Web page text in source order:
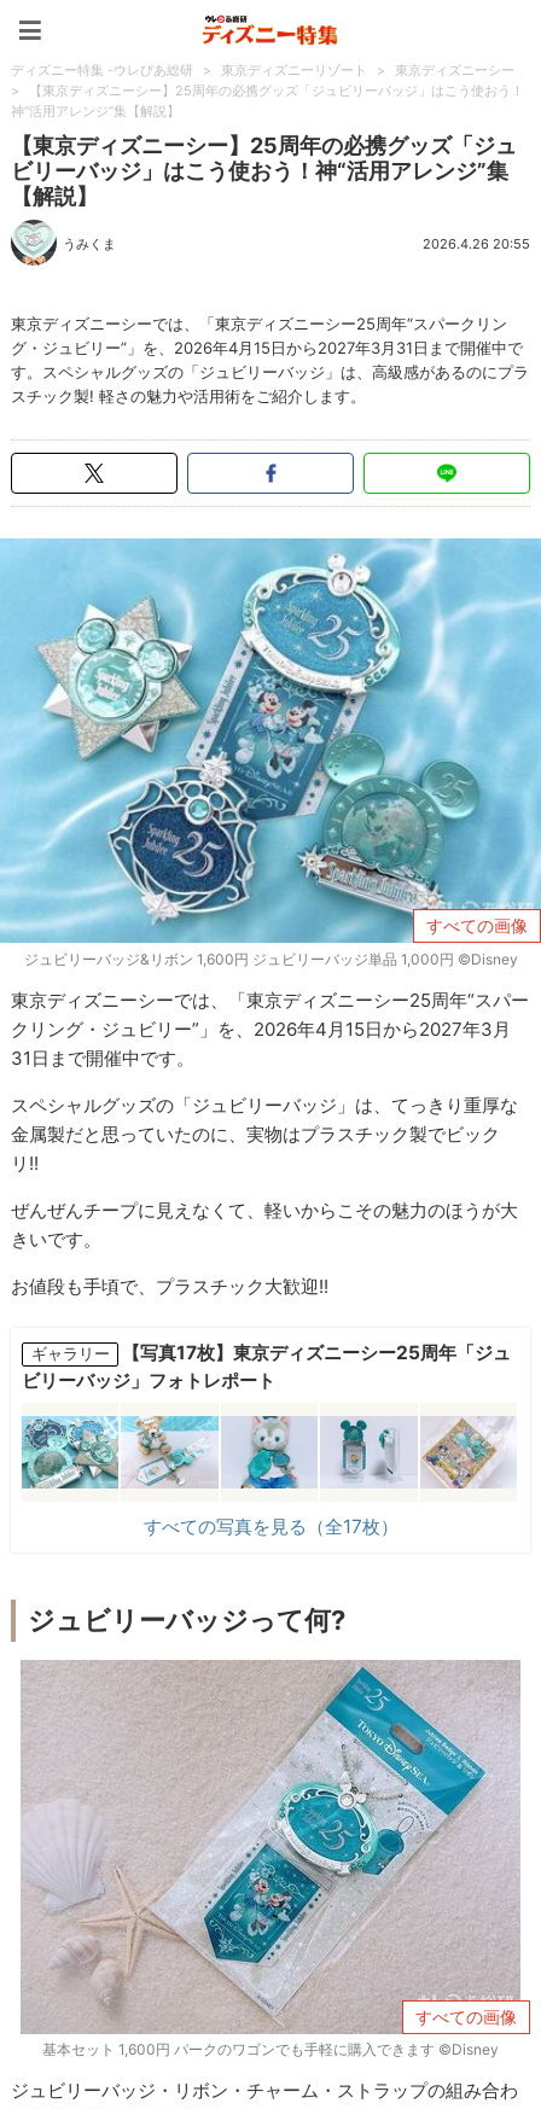
ディズニー特集 -ウレぴあ総研 > 東京ディズニーリゾート >
東京ディズニーシー
>
【東京ディズニーシー】25周年の必携グッズ「ジュビリーバッジ」はこう使おう！
神“活用アレンジ”集【解説】
【東京ディズニーシー】25周年の必携グッズ「ジュ
ビリーバッジ」はこう使おう！神“活用アレンジ”集
【解説】
うみくま 2026.4.26 20:55
東京ディズニーシーでは、「東京ディズニーシー25周年“スパークリン
グ・ジュビリー”」を、2026年4月15日から2027年3月31日まで開催中で
す。スペシャルグッズの「ジュビリーバッジ」は、高級感があるのにプラ
スチック製! 軽さの魅力や活用術をご紹介します。
すべての画像
ジュビリーバッジ&リボン 1,600円 ジュビリーバッジ単品 1,000円 ©Disney
東京ディズニーシーでは、「東京ディズニーシー25周年“スパー
クリング・ジュビリー”」を、2026年4月15日から2027年3月
31日まで開催中です。
スペシャルグッズの「ジュビリーバッジ」は、てっきり重厚な
金属製だと思っていたのに、実物はプラスチック製でビック
リ!!
ぜんぜんチープに見えなくて、軽いからこその魅力のほうが大
きいです。
お値段も手頃で、プラスチック大歓迎!!
ギャラリー
【写真17枚】東京ディズニーシー25周年「ジュ
ビリーバッジ」フォトレポート
すべての写真を見る（全17枚）
ジュビリーバッジって何?
すべての画像
基本セット 1,600円 パークのワゴンでも手軽に購入できます ©Disney
ジュビリーバッジ・リボン・チャーム・ストラップの組み合わ